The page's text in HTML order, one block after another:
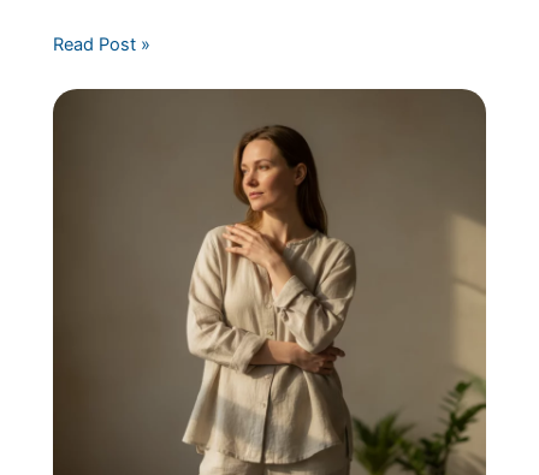
Read Post »